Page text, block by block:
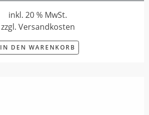
inkl. 20 % MwSt.
zzgl. Versandkosten
IN DEN WARENKORB